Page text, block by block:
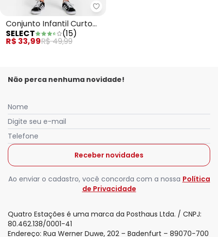
Select - Conjunto Infantil Curto
Conjunto Infantil Curto
Verão Menino Branco
SELECT (15)
R$ 33,99R$ 49,99
Não perca nenhuma novidade!
Nome
Digite seu e-mail
Telefone
Receber novidades
Ao enviar o cadastro, você concorda com a nossa Política
de Privacidade
Quatro Estações é uma marca da Posthaus Ltda. / CNPJ:
80.462.138/0001-41
Endereço: Rua Werner Duwe, 202 – Badenfurt – 89070-700